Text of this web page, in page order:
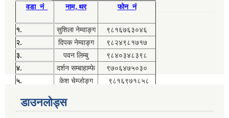
वडा नं नाम,थर फोन नं
१. सुशिला नेम्वाङ्ग
९८१६७६३०४६
२.
दिपक नेम्वाङ्ग
९८२४९८१७१७
३.
पवन लिम्बु
९८४०३४८३९८
४.
दर्शन सम्बाहाम्फे
९७०६४७५०३०
५.
केश चेम्जोङ्ग ९८१६९७१८५८
डाउनलोड्स